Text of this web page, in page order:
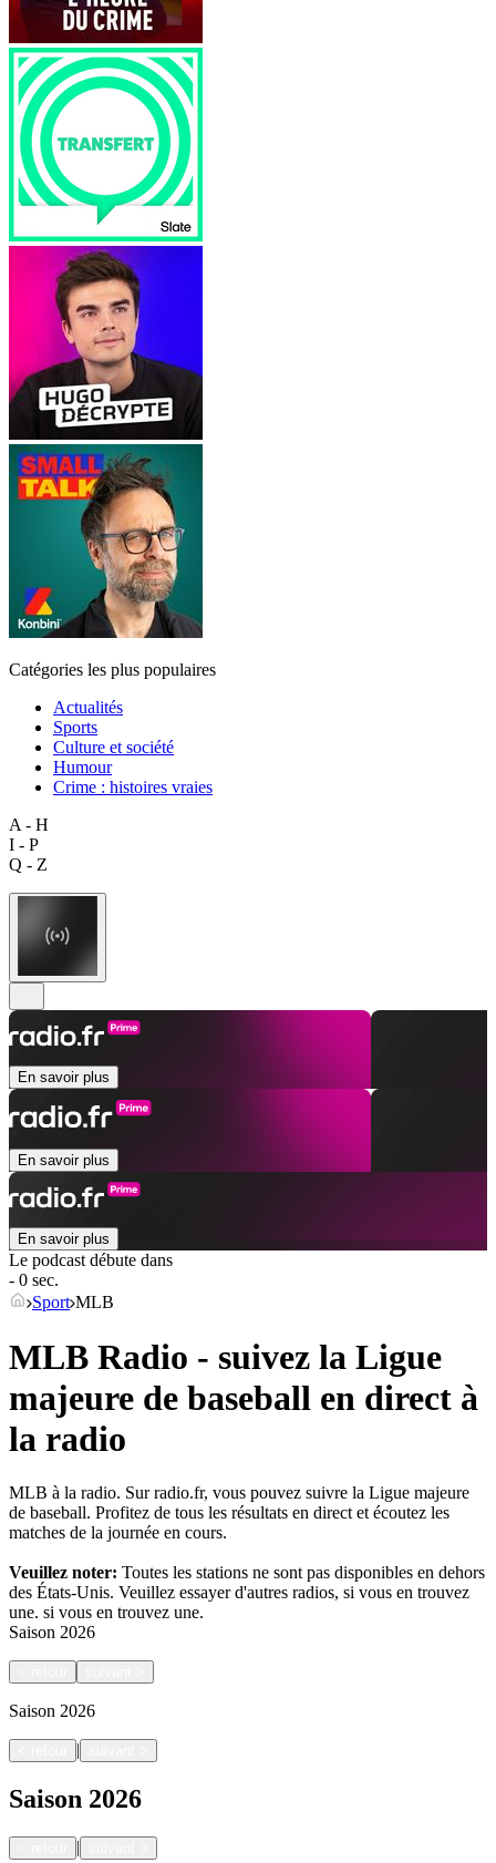
Catégories les plus populaires
Actualités
Sports
Culture et société
Humour
Crime : histoires vraies
A - H
I - P
Q - Z
En savoir plus
En savoir plus
En savoir plus
Le podcast débute dans
- 0 sec.
Sport MLB
MLB Radio - suivez la Ligue
majeure de baseball en direct à
la radio
MLB à la radio. Sur radio.fr, vous pouvez suivre la Ligue majeure
de baseball. Profitez de tous les résultats en direct et écoutez les
matches de la journée en cours.
Veuillez noter: Toutes les stations ne sont pas disponibles en dehors
des États-Unis. Veuillez essayer d'autres radios, si vous en trouvez
une. si vous en trouvez une.
Saison 2026
Saison 2026
|
Saison 2026
|